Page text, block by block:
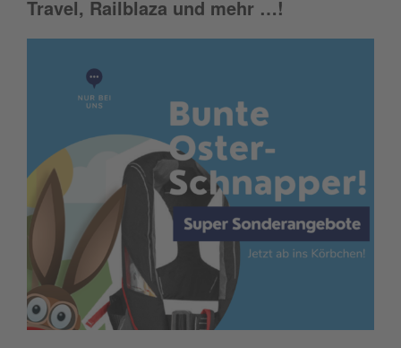
Travel, Railblaza und mehr …!